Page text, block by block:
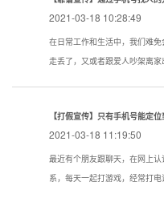
2021-03-18 10:28:49
在日常工作和生活中，我们难
走丢了，又或者跟爱人吵架离
【打假宣传】只有手机号能定位
2021-03-18 11:19:50
最近有个朋友跟聊天，在网上
系，每天一起打游戏，经常打